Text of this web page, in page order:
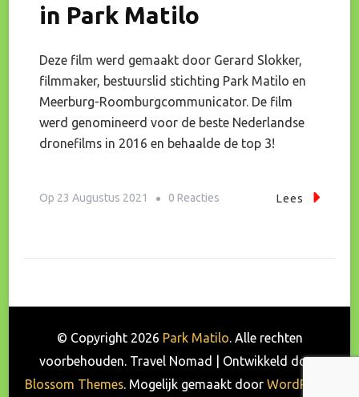
in Park Matilo
Deze film werd gemaakt door Gerard Slokker,
filmmaker, bestuurslid stichting Park Matilo en
Meerburg-Roomburgcommunicator. De film
werd genomineerd voor de beste Nederlandse
dronefilms in 2016 en behaalde de top 3!
Op 23 Augustus 2021 0 Reacties
In
Park
Matilo
Lees
© Copyright 2026 Park Matilo. Alle rechten
voorbehouden. Travel Nomad | Ontwikkeld door
Blossom Themes. Mogelijk gemaakt door WordPress